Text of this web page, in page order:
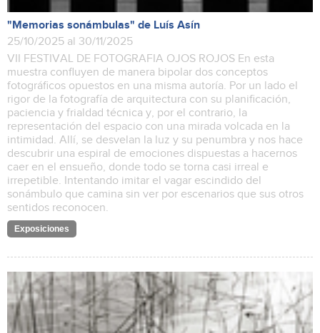
"Memorias sonámbulas" de Luís Asín
25/10/2025 al 30/11/2025
VII FESTIVAL DE FOTOGRAFIA OJOS ROJOS En esta
muestra confluyen de manera bipolar dos conceptos
fotográficos opuestos en una misma autoría. Por un lado el
rigor de la fotografía de arquitectura con su planificación,
paciencia y frialdad técnica y, por el contrario, la
representación del espacio con una mirada volcada en la
intimidad. Allí, se desvelan la luz y su penumbra y nos hace
descubrir una espiral de emociones dispuestas a hacernos
caer en el ensueño, donde todo se torna casi irreal e
irrepetible. Intentando imitar el vagar escindido del
sonámbulo que camina sin ver por escenarios que sus otros
sentidos reconocen.
Exposiciones